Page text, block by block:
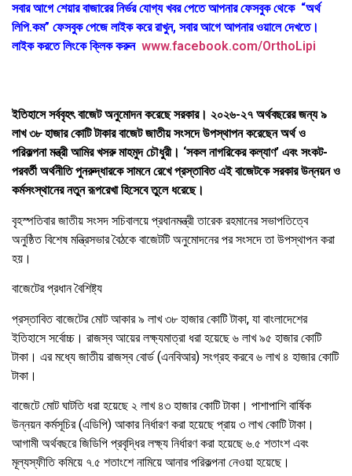
সবার আগে শেয়ার বাজারের নির্ভর যোগ্য খবর পেতে আপনার ফেসবুক থেকে “অর্থ
লিপি.কম” ফেসবুক পেজে লাইক করে রাখুন, সবার আগে আপনার ওয়ালে দেখতে।
লাইক করতে লিংকে ক্লিক করুন www.facebook.com/OrthoLipi
ইতিহাসে সর্ববৃহৎ বাজেট অনুমোদন করেছে সরকার। ২০২৬-২৭ অর্থবছরের জন্য ৯
লাখ ৩৮ হাজার কোটি টাকার বাজেট জাতীয় সংসদে উপস্থাপন করেছেন অর্থ ও
পরিকল্পনা মন্ত্রী আমির খসরু মাহমুদ চৌধুরী। ‘সকল নাগরিকের কল্যাণ’ এবং সংকট-
পরবর্তী অর্থনীতি পুনরুদ্ধারকে সামনে রেখে প্রস্তাবিত এই বাজেটকে সরকার উন্নয়ন ও
কর্মসংস্থানের নতুন রূপরেখা হিসেবে তুলে ধরেছে।
বৃহস্পতিবার জাতীয় সংসদ সচিবালয়ে প্রধানমন্ত্রী তারেক রহমানের সভাপতিত্বে
অনুষ্ঠিত বিশেষ মন্ত্রিসভার বৈঠকে বাজেটটি অনুমোদনের পর সংসদে তা উপস্থাপন করা
হয়।
বাজেটের প্রধান বৈশিষ্ট্য
প্রস্তাবিত বাজেটের মোট আকার ৯ লাখ ৩৮ হাজার কোটি টাকা, যা বাংলাদেশের
ইতিহাসে সর্বোচ্চ। রাজস্ব আয়ের লক্ষ্যমাত্রা ধরা হয়েছে ৬ লাখ ৯৫ হাজার কোটি
টাকা। এর মধ্যে জাতীয় রাজস্ব বোর্ড (এনবিআর) সংগ্রহ করবে ৬ লাখ ৪ হাজার কোটি
টাকা।
বাজেটে মোট ঘাটতি ধরা হয়েছে ২ লাখ ৪৩ হাজার কোটি টাকা। পাশাপাশি বার্ষিক
উন্নয়ন কর্মসূচির (এডিপি) আকার নির্ধারণ করা হয়েছে প্রায় ৩ লাখ কোটি টাকা।
আগামী অর্থবছরে জিডিপি প্রবৃদ্ধির লক্ষ্য নির্ধারণ করা হয়েছে ৬.৫ শতাংশ এবং
মূল্যস্ফীতি কমিয়ে ৭.৫ শতাংশে নামিয়ে আনার পরিকল্পনা নেওয়া হয়েছে।